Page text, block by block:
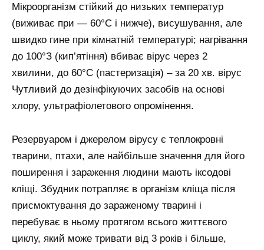
Мікроорганізм стійкий до низьких температур
(виживає при — 60°С і нижче), висушування, але
швидко гине при кімнатній температурі; нагрівання
до 100°З (кип’ятіння) вбиває вірус через 2
хвилини, до 60°С (пастеризація) – за 20 хв. вірус
Чутливий до дезінфікуючих засобів на основі
хлору, ультрафіолетового опромінення.
Резервуаром і джерелом вірусу є теплокровні
тварини, птахи, але найбільше значення для його
поширення і зараження людини мають іксодові
кліщі. Збудник потрапляє в організм кліща після
присмоктування до зараженому тварині і
перебуває в ньому протягом всього життєвого
циклу, який може тривати від 3 років і більше,